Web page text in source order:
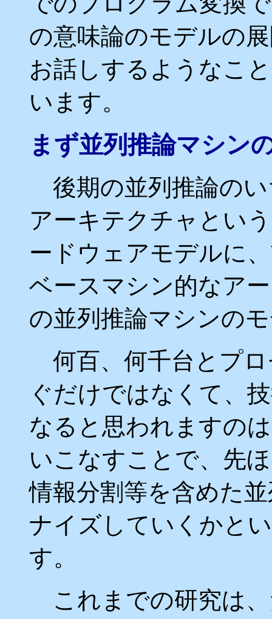
の意味論のモデルの
お話しするようなこ
います。
まず並列推論マシン
後期の並列推論の
アーキテクチャとい
ードウェアモデルに
ベースマシン的なア
の並列推論マシンの
何百、何千台とプ
ぐだけではなくて、
なると思われますの
いこなすことで、先
情報分割等を含めた
ナイズしていくかと
す。
これまでの研究は